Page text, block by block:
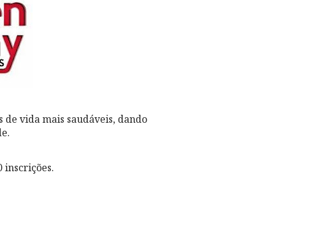
vida mais saudáveis, dando
inscrições.